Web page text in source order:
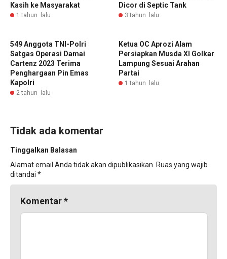
Kasih ke Masyarakat
1 tahun lalu
Dicor di Septic Tank
3 tahun lalu
549 Anggota TNI-Polri
Satgas Operasi Damai
Cartenz 2023 Terima
Penghargaan Pin Emas
Kapolri
2 tahun lalu
Ketua OC Aprozi Alam
Persiapkan Musda XI Golkar
Lampung Sesuai Arahan
Partai
1 tahun lalu
Tidak ada komentar
Tinggalkan Balasan
Alamat email Anda tidak akan dipublikasikan. Ruas yang wajib
ditandai *
Komentar*